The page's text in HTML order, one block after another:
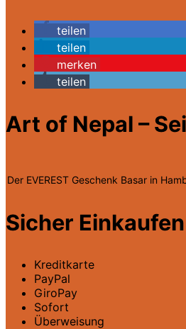
teilen
teilen
merken
teilen
Art of Nepal –
Der EVEREST Geschenk Basar in
Sicher Einkaufen
Kreditkarte
PayPal
GiroPay
Sofort
Überweisung